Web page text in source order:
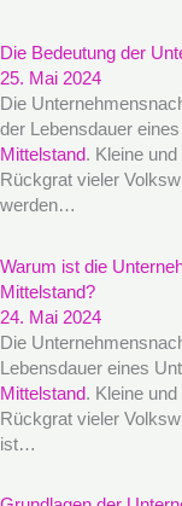
Die Bedeutung der
25. Mai 2024
Die
der Lebensdauer
Mittelstand. Kleine
Rückgrat vieler
werden…
Warum ist die
Mittelstand?
24. Mai 2024
Die
Lebensdauer eines
Mittelstand. Kleine
Rückgrat vieler
ist…